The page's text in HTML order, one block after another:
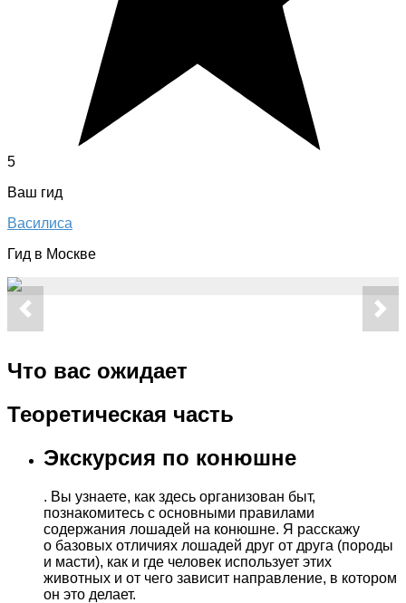
5
Ваш гид
Василиса
Гид в Москве
Что вас ожидает
Теоретическая часть
Экскурсия по конюшне
. Вы узнаете, как здесь организован быт,
познакомитесь с основными правилами
содержания лошадей на конюшне. Я расскажу
о базовых отличиях лошадей друг от друга (породы
и масти), как и где человек использует этих
животных и от чего зависит направление, в котором
он это делает.